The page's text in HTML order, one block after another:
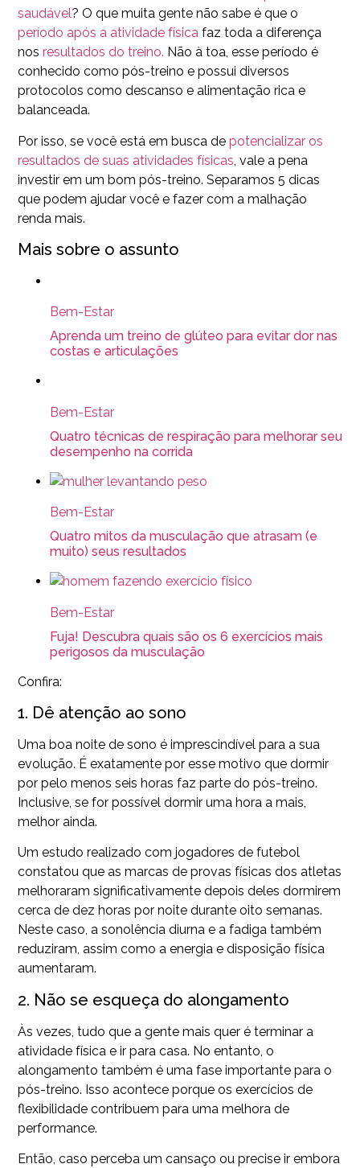
saudável? O que muita gente não sabe é que o
período após a atividade física faz toda a diferença
nos resultados do treino. Não à toa, esse período é
conhecido como pós-treino e possui diversos
protocolos como descanso e alimentação rica e
balanceada.
Por isso, se você está em busca de potencializar os
resultados de suas atividades físicas , vale a pena
investir em um bom pós-treino. Separamos 5 dicas
que podem ajudar você e fazer com a malhação
renda mais.
Mais sobre o assunto
Bem-Estar
Aprenda um treino de glúteo para evitar dor nas
costas e articulações
Bem-Estar
Quatro técnicas de respiração para melhorar seu
desempenho na corrida
Bem-Estar
Quatro mitos da musculação que atrasam (e
muito) seus resultados
Bem-Estar
Fuja! Descubra quais são os 6 exercícios mais
perigosos da musculação
Confira:
1. Dê atenção ao sono
Uma boa noite de sono é imprescindível para a sua
evolução. É exatamente por esse motivo que dormir
por pelo menos seis horas faz parte do pós-treino.
Inclusive, se for possível dormir uma hora a mais,
melhor ainda.
Um estudo realizado com jogadores de futebol
constatou que as marcas de provas físicas dos atletas
melhoraram significativamente depois deles dormirem
cerca de dez horas por noite durante oito semanas.
Neste caso, a sonolência diurna e a fadiga também
reduziram, assim como a energia e disposição física
aumentaram.
2. Não se esqueça do alongamento
Às vezes, tudo que a gente mais quer é terminar a
atividade física e ir para casa. No entanto, o
alongamento também é uma fase importante para o
pós-treino. Isso acontece porque os exercícios de
flexibilidade contribuem para uma melhora de
performance.
Então, caso perceba um cansaço ou precise ir embora